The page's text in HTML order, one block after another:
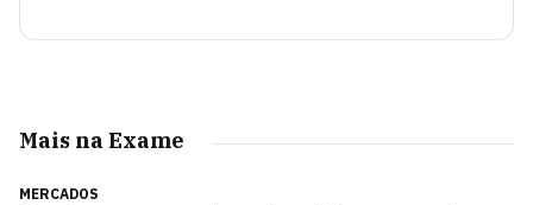
Mais na Exame
MERCADOS